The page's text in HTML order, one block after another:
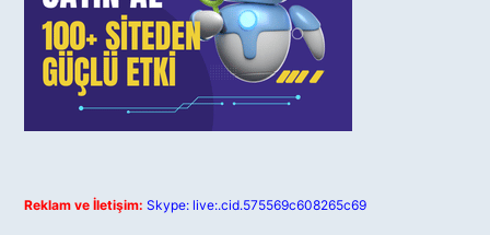
Reklam ve İletişim: Skype: live:.cid.575569c608265c69